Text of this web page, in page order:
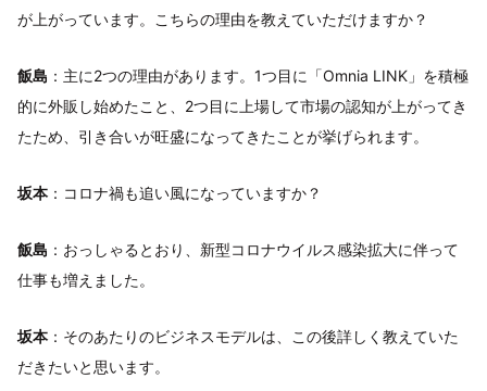
が上がっています。こちらの理由を教えていただけますか？
飯島 ：主に2つの理由があります。1つ目に「Omnia LINK」を積極
的に外販し始めたこと、2つ目に上場して市場の認知が上がってき
たため、引き合いが旺盛になってきたことが挙げられます。
坂本 ：コロナ禍も追い風になっていますか？
飯島 ：おっしゃるとおり、新型コロナウイルス感染拡大に伴って
仕事も増えました。
坂本 ：そのあたりのビジネスモデルは、この後詳しく教えていた
だきたいと思います。